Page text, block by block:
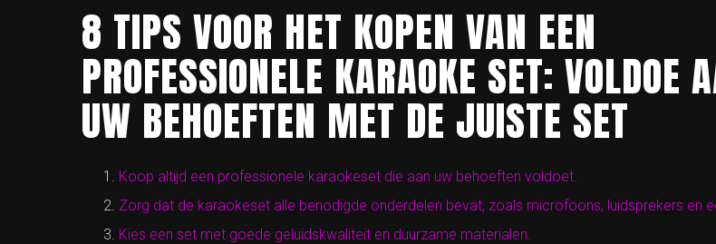
8 TIPS VOOR HET KOPEN VAN EEN
PROFESSIONELE KARAOKE SET: VOLDOE
UW BEHOEFTEN MET DE JUISTE SET
Koop altijd een professionele karaokeset die aan uw behoeften voldoet.
Zorg dat de karaokeset alle benodigde onderdelen bevat, zoals microfoons, luidsprekers en
Kies een set met goede geluidskwaliteit en duurzame materialen.